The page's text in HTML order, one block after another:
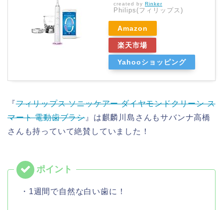
created by Rinker
Philips(フィリップス)
Amazon
楽天市場
Yahooショッピング
『フィリップス ソニッケアー ダイヤモンドクリーン ス
マート 電動歯ブラシ 』は麒麟川島さんもサバンナ高橋
さんも持っていて絶賛していました！
・1週間で自然な白い歯に！